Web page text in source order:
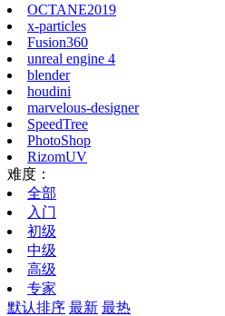
OCTANE2019
x-particles
Fusion360
unreal engine 4
blender
houdini
marvelous-designer
SpeedTree
PhotoShop
RizomUV
难度：
全部
入门
初级
中级
高级
专家
默认排序 最新 最热